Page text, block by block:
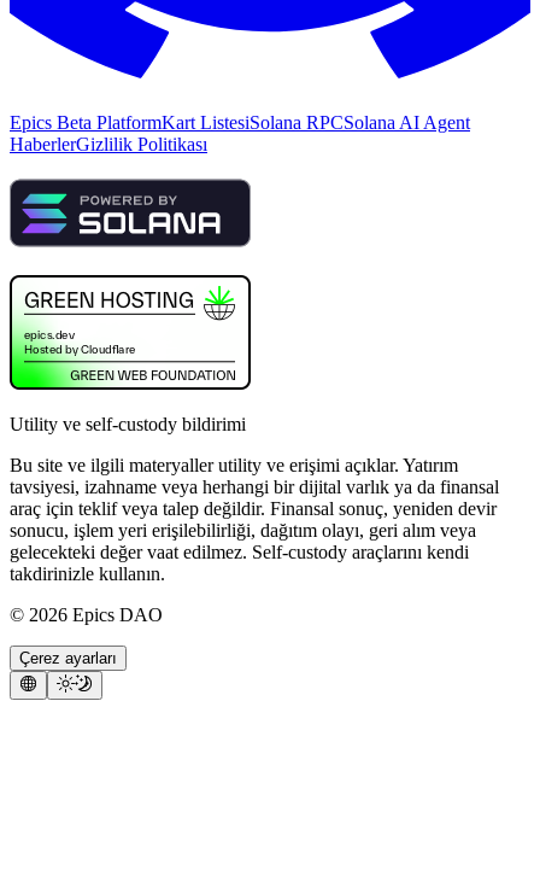
Epics Beta PlatformKart ListesiSolana RPCSolana AI Agent
HaberlerGizlilik Politikası
Utility ve self-custody bildirimi
Bu site ve ilgili materyaller utility ve erişimi açıklar. Yatırım
tavsiyesi, izahname veya herhangi bir dijital varlık ya da finansal
araç için teklif veya talep değildir. Finansal sonuç, yeniden devir
sonucu, işlem yeri erişilebilirliği, dağıtım olayı, geri alım veya
gelecekteki değer vaat edilmez. Self-custody araçlarını kendi
takdirinizle kullanın.
© 2026 Epics DAO
Çerez ayarları